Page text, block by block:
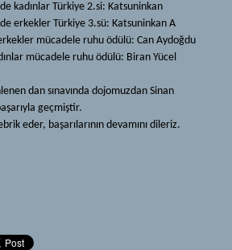
kadınlar Türkiye 2.si: Katsuninkan
erkekler Türkiye 3.sü: Katsuninkan A
mücadele ruhu ödülü: Can Aydoğdu
mücadele ruhu ödülü: Biran Yücel
dan sınavında dojomuzdan Sinan
geçmiştir.
eder, başarılarının devamını dileriz.